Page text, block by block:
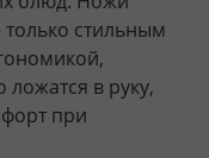
стильным
в руку,
при